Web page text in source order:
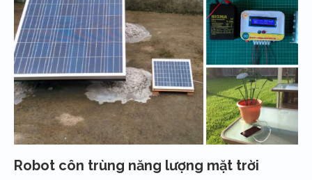
Robot côn trùng năng lượng mặt trời